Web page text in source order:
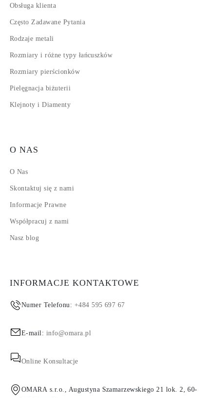
Obsługa klienta
Często Zadawane Pytania
Rodzaje metali
Rozmiary i różne typy łańcuszków
Rozmiary pierścionków
Pielęgnacja biżuterii
Klejnoty i Diamenty
O NAS
O Nas
Skontaktuj się z nami
Informacje Prawne
Współpracuj z nami
Nasz blog
INFORMACJE KONTAKTOWE
Numer Telefonu: +484 595 697 67
E-mail: info@omara.pl
Online Konsultacje
OMARA s.r.o., Augustyna Szamarzewskiego 21 lok. 2, 60-